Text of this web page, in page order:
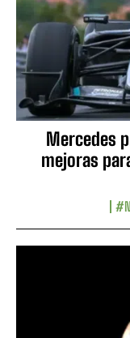
Mercedes
mejoras